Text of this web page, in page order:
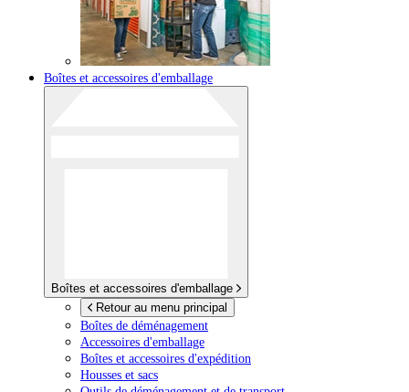
Boîtes et accessoires d'emballage
Boîtes et accessoires d'emballage
Retour au menu principal
Boîtes de déménagement
Accessoires d'emballage
Boîtes et accessoires d'expédition
Housses et sacs